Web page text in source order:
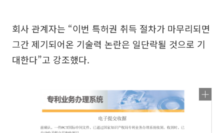
회사 관계자는 “이번 특허권 취득 절차가 마무리되면
그간 제기되어온 기술력 논란은 일단락될 것으로 기
대한다”고 강조했다.